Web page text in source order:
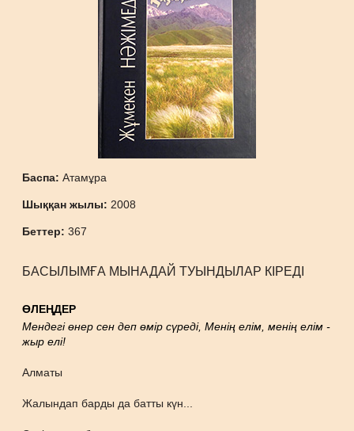
Баспа:Атамұра
Шыққан жылы: 2008
Беттер:367
БАСЫЛЫМҒА МЫНАДАЙ ТУЫНДЫЛАР КІРЕДІ
ӨЛЕҢДЕР
Мендегі өнер сен деп өмір сүреді, Менің елім, менің елім -
жыр елі!
Алматы
Жалындап барды да батты күн...